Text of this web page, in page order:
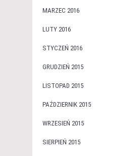
MARZEC 2016
LUTY 2016
STYCZEŃ 2016
GRUDZIEŃ 2015
LISTOPAD 2015
PAŹDZIERNIK 2015
WRZESIEŃ 2015
SIERPIEŃ 2015